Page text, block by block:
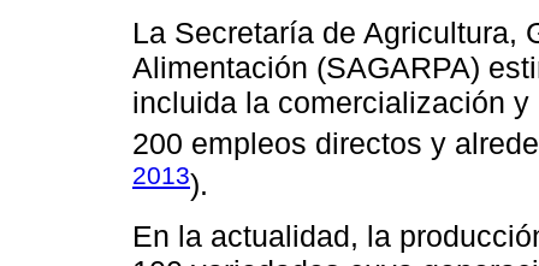
La Secretaría de Agricultura,
Alimentación (SAGARPA)
incluida la comercialización
200 empleos directos y
2013).
En la actualidad, la